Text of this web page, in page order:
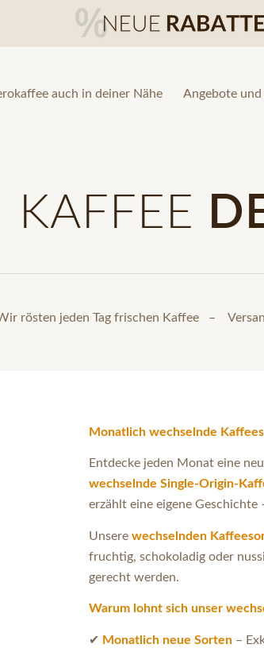
auch in deiner Nähe Angebote und
KAFFEE
rösten jeden Tag frischen Kaffee –
Monatlich wechselnde
Entdecke jeden Monat eine
wechselnde Single-Origin-
erzählt eine eigene
Unsere wechselnden
fruchtig, schokoladig oder
gerecht werden.
Warum lohnt sich unser
✔ Monatlich neue Sorten–